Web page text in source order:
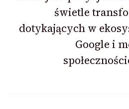
świetle
dotykających w
Google i